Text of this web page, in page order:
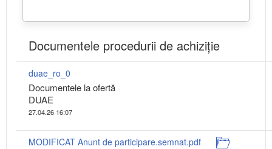
Documentele procedurii de achiziție
duae_ro_0
Documentele la ofertă
DUAE
27.04.26 16:07
MODIFICAT Anunt de participare.semnat.pdf